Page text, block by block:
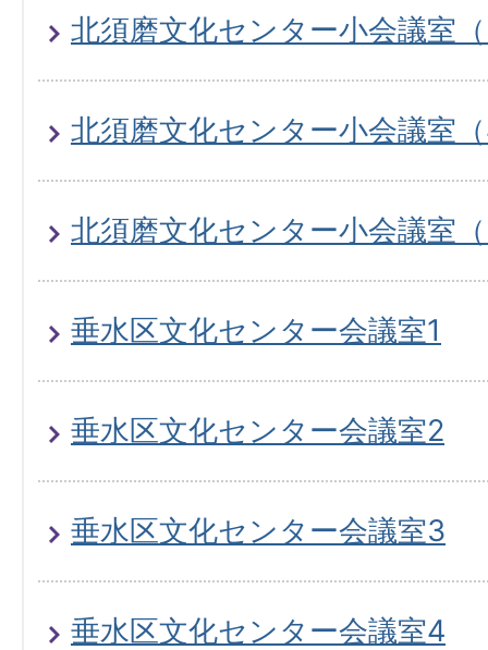
北須磨文化センター小会議室
北須磨文化センター小会議室
北須磨文化センター小会議室
垂水区文化センター会議室1
垂水区文化センター会議室2
垂水区文化センター会議室3
垂水区文化センター会議室4